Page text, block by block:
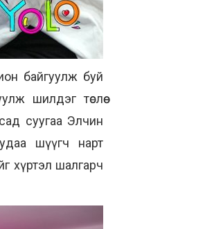
байгуулж буй
шилдэг төслөө
суугаа Элчин
шүүгч нарт
хүртэл шалгарч